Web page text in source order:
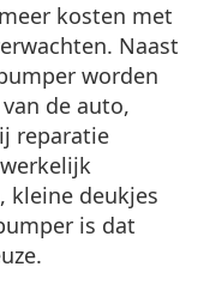
kosten met
Naast
worden
de auto,
reparatie
kleine deukjes
is dat